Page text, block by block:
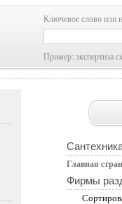
Ключевое слово или
Пример: экспертиза
Главная
Фирмы